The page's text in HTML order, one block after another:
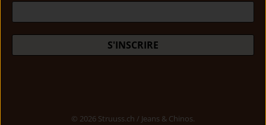
S'INSCRIRE
© 2026 Struuss.ch / Jeans & Chinos.